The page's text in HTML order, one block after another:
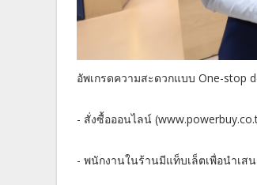
อัพเกรดความสะดวกแบบ One-stop
- สั่งซื้อออนไลน์
- พนักงานในร้านมีแท็บเล็ตเพื่อนำเส